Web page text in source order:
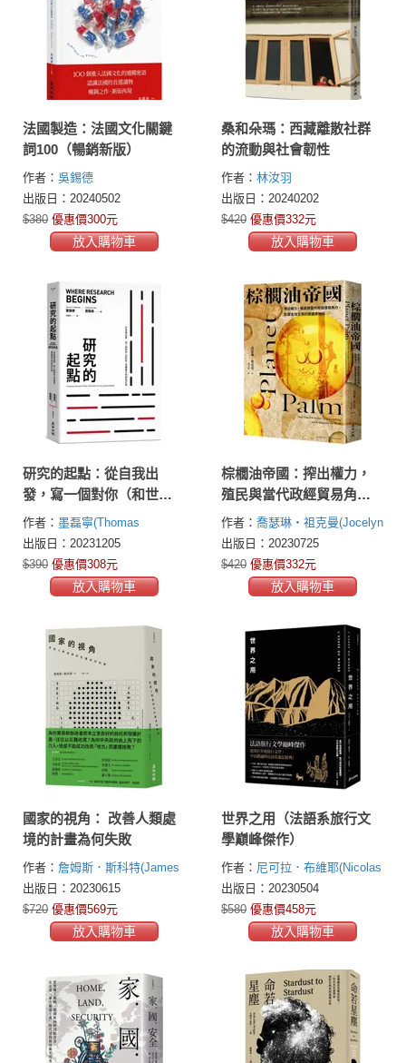
法國製造：法國文化關鍵
詞100（暢銷新版）
作者： 吳錫德
出版日：20240502
$380 優惠價300元
放入購物車
桑和朵瑪：西藏離散社群
的流動與社會韌性
作者： 林汝羽
出版日：20240202
$420 優惠價332元
放入購物車
研究的起點：從自我出
發，寫一個對你（和世
界）意義重大的研究計畫
作者： 墨磊寧(Thomas
S.Mullaney)雷勤風(Christopher
Rea)
出版日：20231205
$390 優惠價308元
放入購物車
棕櫚油帝國：搾出權力，
殖民與當代政經貿易角
力，影響全球生態的關鍵
原物料
作者： 喬瑟琳・祖克曼(Jocelyn
C. Zuckerman)
出版日：20230725
$420 優惠價332元
放入購物車
國家的視角： 改善人類處
境的計畫為何失敗
作者： 詹姆斯．斯科特(James
C. Scott)
出版日：20230615
$720 優惠價569元
放入購物車
世界之用（法語系旅行文
學巔峰傑作）
作者： 尼可拉．布維耶(Nicolas
Bouvier)
出版日：20230504
$580 優惠價458元
放入購物車